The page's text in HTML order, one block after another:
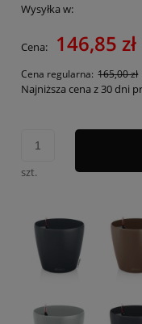
Wysyłka w:
Cena: 146,85 zł
Cena regularna: 165,00 zł
Najniższa cena z 30 dni
szt.